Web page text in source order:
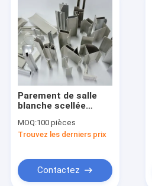
Parement de salle
blanche scellée
MOQ:100 pièces
Trouvez les derniers prix
Contactez